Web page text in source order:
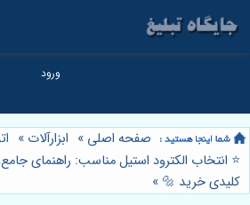
صفحه اصلی » ابزارآلات »
⭐️ انتخاب الکترود استیل مناسب: راهنمای
کلیدی خرید 🔩 »